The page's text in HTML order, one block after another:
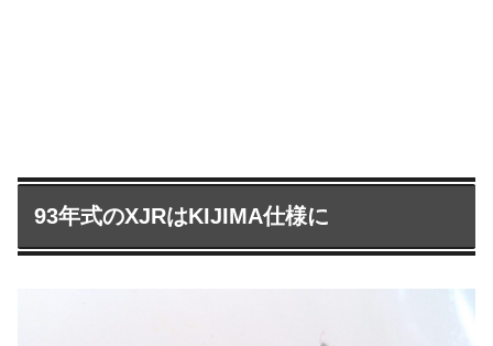
93年式のXJRはKIJIMA仕様に